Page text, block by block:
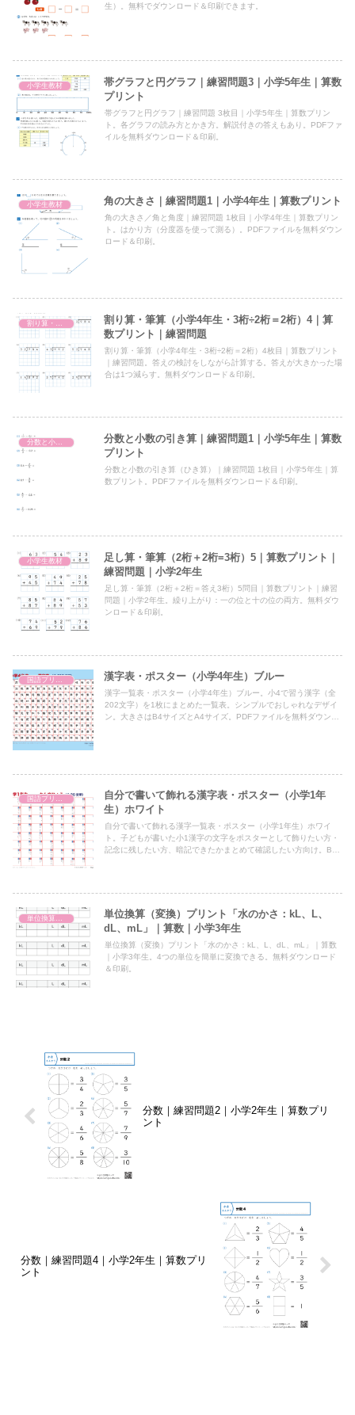
生）。無料でダウンロード＆印刷できます。
小学生教材
帯グラフと円グラフ｜練習問題3｜小学5年生｜算数
プリント
帯グラフと円グラフ｜練習問題 3枚目｜小学5年生｜算数プリン
ト。各グラフの読み方とかき方。解説付きの答えもあり。PDFファ
イルを無料ダウンロード＆印刷。
小学生教材 角の大きさ｜練習問題1｜小学4年生｜算数プリント
角の大きさ／角と角度｜練習問題 1枚目｜小学4年生｜算数プリン
ト。はかり方（分度器を使って測る）。PDFファイルを無料ダウン
ロード＆印刷。
割り算・筆算（小4・3桁÷2桁＝2桁）
割り算・筆算（小学4年生・3桁÷2桁＝2桁）4｜算
数プリント｜練習問題
割り算・筆算（小学4年生・3桁÷2桁＝2桁）4枚目｜算数プリント
｜練習問題。答えの検討をしながら計算する。答えが大きかった場
合は1つ減らす。無料ダウンロード＆印刷。
分数と小数の引き算
分数と小数の引き算｜練習問題1｜小学5年生｜算数
プリント
分数と小数の引き算（ひき算）｜練習問題 1枚目｜小学5年生｜算
数プリント。PDFファイルを無料ダウンロード＆印刷。
小学生教材
足し算・筆算（2桁＋2桁=3桁）5｜算数プリント｜
練習問題｜小学2年生
足し算・筆算（2桁＋2桁＝答え3桁）5問目｜算数プリント｜練習
問題｜小学2年生。繰り上がり：一の位と十の位の両方。無料ダウ
ンロード＆印刷。
国語プリント 漢字表・ポスター（小学4年生）ブルー
漢字一覧表・ポスター（小学4年生）ブルー。小4で習う漢字（全
202文字）を1枚にまとめた一覧表。シンプルでおしゃれなデザイ
ン。大きさはB4サイズとA4サイズ。PDFファイルを無料ダウンロ
国語プリント
自分で書いて飾れる漢字表・ポスター（小学1年
生）ホワイト
自分で書いて飾れる漢字一覧表・ポスター（小学1年生）ホワイ
ト。子どもが書いた小1漢字の文字をポスターとして飾りたい方・
記念に残したい方、暗記できたかまとめて確認したい方向け。B4
単位換算（変換）プリント「水のかさ：kL、L、
dL、mL」｜算数｜小学3年生
単位換算（変換）プリント「水のかさ：kL、L、dL、mL」｜算数
｜小学3年生。4つの単位を簡単に変換できる。無料ダウンロード
＆印刷。
分数｜練習問題2｜小学2年生｜算数プリ
ント
分数｜練習問題4｜小学2年生｜算数プリ
ント